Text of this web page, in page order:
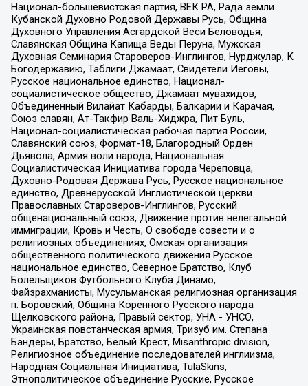
Национал-большевистская партия, ВЕК РА, Рада земли
Кубанской Духовно Родовой Державы Русь, Община
Духовного Управления Асгардской Веси Беловодья,
Славянская Община Капища Веды Перуна, Мужская
Духовная Семинария Староверов-Инглингов, Нурджулар, К
Богодержавию, Таблиги Джамаат, Свидетели Иеговы,
Русское национальное единство, Национал-
социалистическое общество, Джамаат мувахидов,
Объединенный Вилайат Кабарды, Балкарии и Карачая,
Союз славян, Ат-Такфир Валь-Хиджра, Пит Буль,
Национал-социалистическая рабочая партия России,
Славянский союз, Формат-18, Благородный Орден
Дьявола, Армия воли народа, Национальная
Социалистическая Инициатива города Череповца,
Духовно-Родовая Держава Русь, Русское национальное
единство, Древнерусской Инглистической церкви
Православных Староверов-Инглингов, Русский
общенациональный союз, Движение против нелегальной
иммиграции, Кровь и Честь, О свободе совести и о
религиозных объединениях, Омская организация
общественного политического движения Русское
национальное единство, Северное Братство, Клуб
Болельщиков Футбольного Клуба Динамо,
Файзрахманисты, Мусульманская религиозная организация
п. Боровский, Община Коренного Русского народа
Щелковского района, Правый сектор, УНА - УНСО,
Украинская повстанческая армия, Тризуб им. Степана
Бандеры, Братство, Белый Крест, Misanthropic division,
Религиозное объединение последователей инглиизма,
Народная Социальная Инициатива, TulaSkins,
Этнополитическое объединение Русские, Русское